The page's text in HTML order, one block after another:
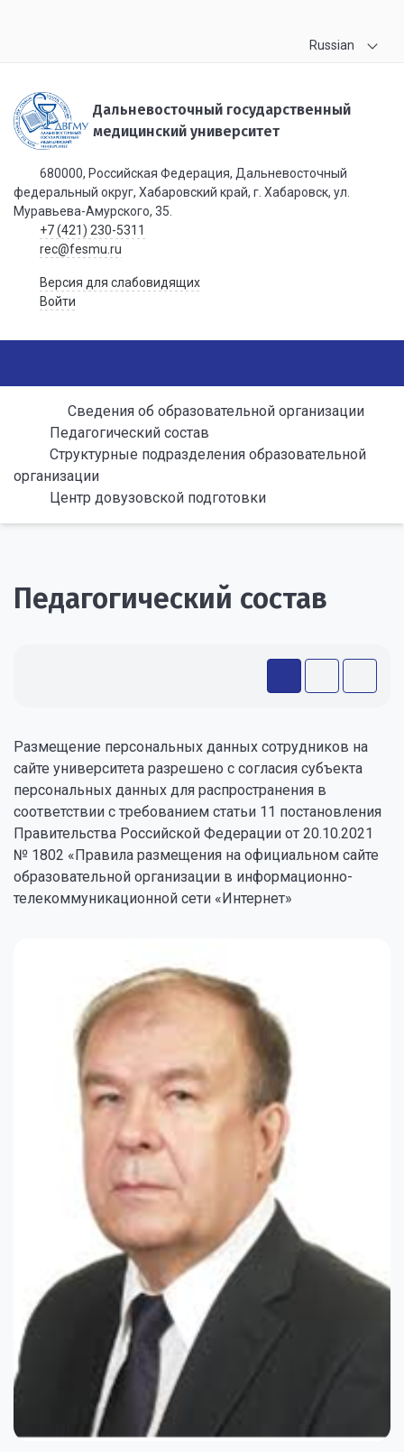
Russian
Дальневосточный государственный
медицинский университет
680000, Российская Федерация, Дальневосточный
федеральный округ, Хабаровский край, г. Хабаровск, ул.
Муравьева-Амурского, 35.
+7 (421) 230-5311
rec@fesmu.ru
Версия для слабовидящих
Войти
Сведения об образовательной организации
Педагогический состав
Структурные подразделения образовательной
организации
Центр довузовской подготовки
Педагогический состав
Размещение персональных данных сотрудников на
сайте университета разрешено с согласия субъекта
персональных данных для распространения в
соответствии с требованием статьи 11 постановления
Правительства Российской Федерации от 20.10.2021
№ 1802 «Правила размещения на официальном сайте
образовательной организации в информационно-
телекоммуникационной сети «Интернет»